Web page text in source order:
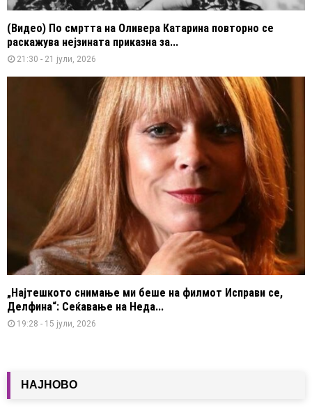
(Видео) По смртта на Оливера Катарина повторно се
раскажува нејзината приказна за...
21:30 - 21 јули, 2026
„Најтешкото снимање ми беше на филмот Исправи се,
Делфина“: Сеќавање на Неда...
19:28 - 15 јули, 2026
НАЈНОВО